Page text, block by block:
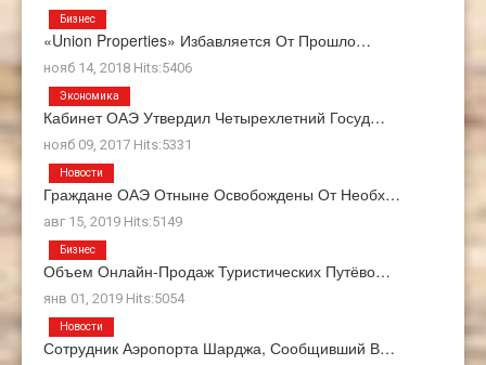
«Union Properties» Избавляется От Прошло…
нояб 14, 2018 Hits:5406
Бизнес
Кабинет ОАЭ Утвердил Четырехлетний Госуд…
нояб 09, 2017 Hits:5331
Экономика
Граждане ОАЭ Отныне Освобождены От Необх…
авг 15, 2019 Hits:5149
Новости
Объем Онлайн-Продаж Туристических Путёво…
янв 01, 2019 Hits:5054
Бизнес
Сотрудник Аэропорта Шарджа, Сообщивший В…
Новости